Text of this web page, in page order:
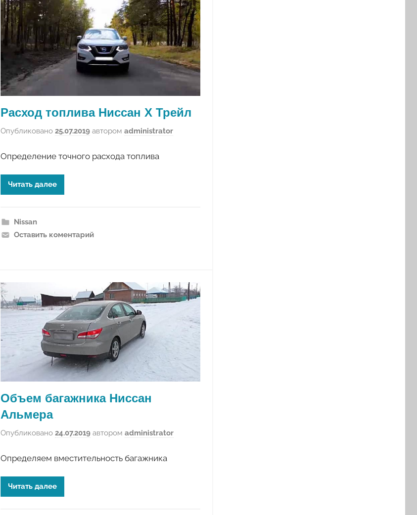
Расход топлива Ниссан Х Трейл
Опубликовано 25.07.2019автором administrator
Определение точного расхода топлива
Читать далее
Nissan
Оставить коментарий
Объем багажника Ниссан
Альмера
Опубликовано 24.07.2019автором administrator
Определяем вместительность багажника
Читать далее